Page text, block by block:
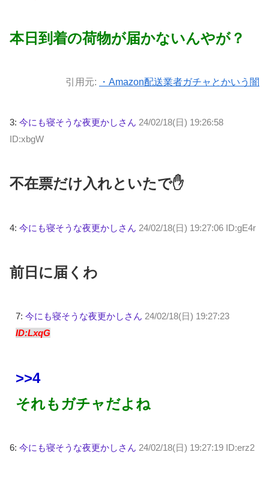
本日到着の荷物が届かないんやが？
引用元: ・Amazon配送業者ガチャとかいう闇
3: 今にも寝そうな夜更かしさん 24/02/18(日) 19:26:58
ID:xbgW
不在票だけ入れといたで✋
4: 今にも寝そうな夜更かしさん 24/02/18(日) 19:27:06 ID:gE4r
前日に届くわ
7: 今にも寝そうな夜更かしさん 24/02/18(日) 19:27:23
ID:LxqG
>>4
それもガチャだよね
6: 今にも寝そうな夜更かしさん 24/02/18(日) 19:27:19 ID:erz2